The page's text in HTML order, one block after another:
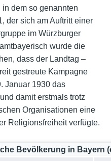
dem so genannten
der sich am Auftritt einer
im Würzburger
wurde die
dass der Landtag –
gestreute Kampagne
Januar 1930 das
damit erstmals trotz
Organisationen eine
Religionsfreiheit verfügte.
Bevölkerung in Bayern